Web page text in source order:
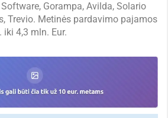
Gorampa, Avilda, Solario
Trevio. Metinės pardavimo pajamos
4,3 mln. Eur.